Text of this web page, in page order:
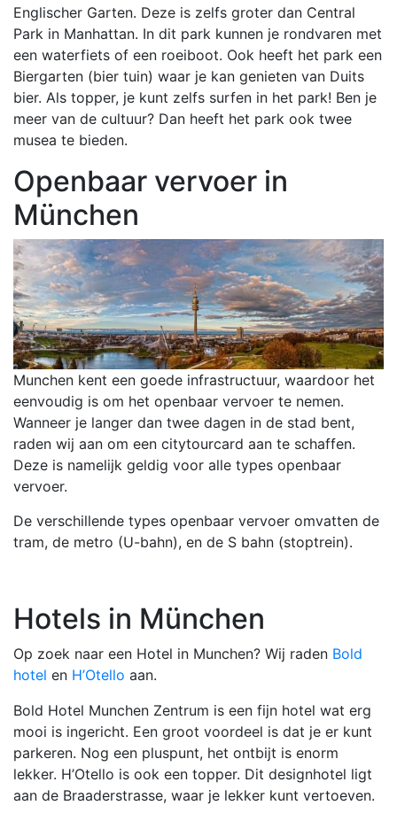
Englischer Garten. Deze is zelfs groter dan Central
Park in Manhattan. In dit park kunnen je rondvaren met
een waterfiets of een roeiboot. Ook heeft het park een
Biergarten (bier tuin) waar je kan genieten van Duits
bier. Als topper, je kunt zelfs surfen in het park! Ben je
meer van de cultuur? Dan heeft het park ook twee
musea te bieden.
Openbaar vervoer in
München
Munchen kent een goede infrastructuur, waardoor het
eenvoudig is om het openbaar vervoer te nemen.
Wanneer je langer dan twee dagen in de stad bent,
raden wij aan om een citytourcard aan te schaffen.
Deze is namelijk geldig voor alle types openbaar
vervoer.
De verschillende types openbaar vervoer omvatten de
tram, de metro (U-bahn), en de S bahn (stoptrein).
Hotels in München
Op zoek naar een Hotel in Munchen? Wij raden Bold
hotel en H’Otello aan.
Bold Hotel Munchen Zentrum is een fijn hotel wat erg
mooi is ingericht. Een groot voordeel is dat je er kunt
parkeren. Nog een pluspunt, het ontbijt is enorm
lekker. H’Otello is ook een topper. Dit designhotel ligt
aan de Braaderstrasse, waar je lekker kunt vertoeven.